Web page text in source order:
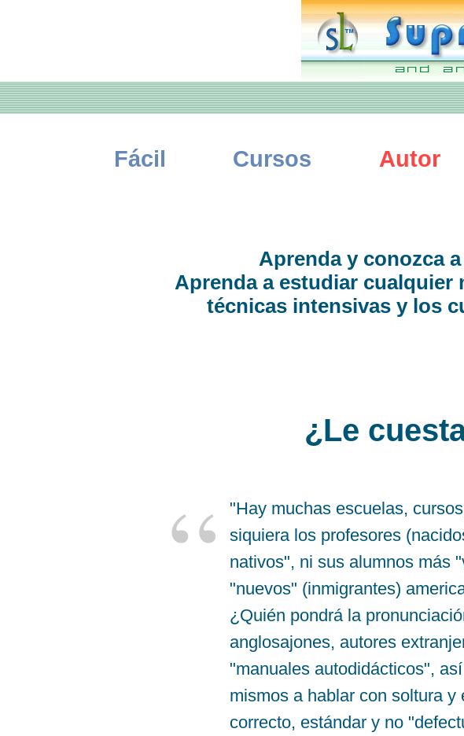
Fácil Cursos Autor
Aprenda y conozca
Aprenda a estudiar cualquier
técnicas intensivas y los
¿Le
“
"Hay muchas escuelas,
siquiera los profesores
nativos", ni sus alumnos más
"nuevos" (inmigrantes)
¿Quién pondrá la
anglosajones, autores
"manuales autodidácticos",
mismos a hablar con soltura
correcto, estándar y no